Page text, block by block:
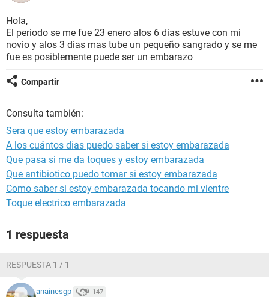
BIENESTAR
SEXUALIDAD
GLOSARIO
Hola,
El periodo se me fue 23 enero alos 6 dias estuve con mi
novio y alos 3 dias mas tube un pequeño sangrado y se me
fue es posiblemente puede ser un embarazo
Compartir
Consulta también:
Sera que estoy embarazada
A los cuántos dias puedo saber si estoy embarazada
Que pasa si me da toques y estoy embarazada
Que antibiotico puedo tomar si estoy embarazada
Como saber si estoy embarazada tocando mi vientre
Toque electrico embarazada
1 respuesta
RESPUESTA 1 / 1
anainesgp 147